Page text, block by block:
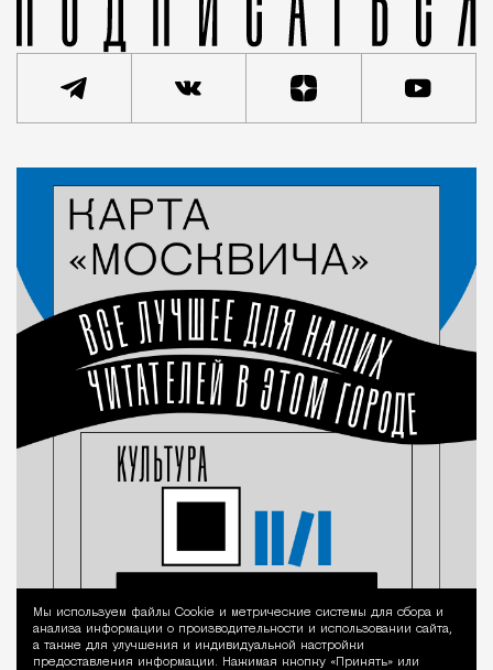
Уведомление
Мы используем файлы Сookie и метрические системы для сбора и
анализа информации о производительности и использовании сайта,
а также для улучшения и индивидуальной настройки
предоставления информации. Нажимая кнопку «Принять» или